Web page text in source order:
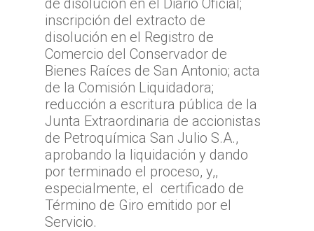
de disolución en el Diario Oficial;
inscripción del extracto de
disolución en el Registro de
Comercio del Conservador de
Bienes Raíces de San Antonio; acta
de la Comisión Liquidadora;
reducción a escritura pública de la
Junta Extraordinaria de accionistas
de Petroquímica San Julio S.A.,
aprobando la liquidación y dando
por terminado el proceso, y,,
especialmente, el certificado de
Término de Giro emitido por el
Servicio.